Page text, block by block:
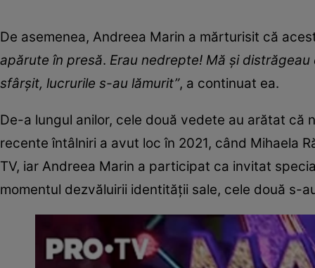
De asemenea, Andreea Marin a mărturisit că
apărute în presă. Erau nedrepte! Mă şi
sfârşit, lucrurile s-au lămurit”, a continuat ea.
De-a lungul anilor, cele două vedete au arătat că
recente întâlniri a avut loc în 2021, când Mihaela
TV, iar Andreea Marin a participat ca invitat
momentul dezvăluirii identității sale, cele două s-